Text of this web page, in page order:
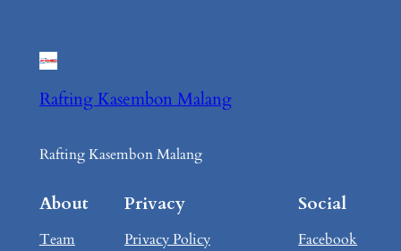
Rafting Kasembon Malang
Rafting Kasembon Malang
About
Team
Privacy
Privacy Policy
Social
Facebook